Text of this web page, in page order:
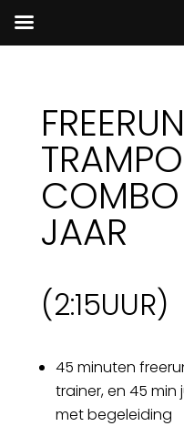
COMBO
JAAR
(2:15UUR)
45 minuten
trainer, en 45
met begeleiding